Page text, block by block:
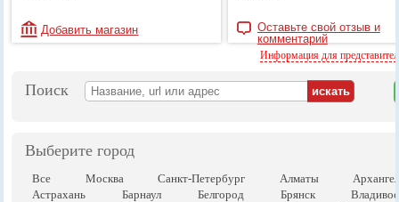
Добавить магазин
Оставьте свой отзыв и
комментарий
Информация для
Поиск
Выберите город
Все Москва Санкт-Петербург Алматы
Астрахань
Барнаул Белгород Брянск